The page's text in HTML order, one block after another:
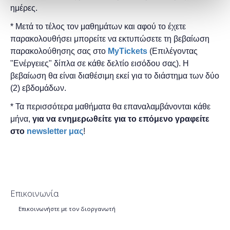
ημέρες.
* Μετά το τέλος τον μαθημάτων και αφού το έχετε
παρακολουθήσει μπορείτε να εκτυπώσετε τη βεβαίωση
παρακολούθησης ​σας στο MyTickets (Επιλέγοντας
"Ενέργειες" δίπλα σε κάθε δελτίο εισόδου σας). Η
βεβαίωση θα είναι διαθέσιμη εκεί για το διάστημα των δύο
(2) εβδομάδων.
* Τα περισσότερα μαθήματα θα επαναλαμβάνονται κάθε
μήνα, για να ενημερωθείτε για το επόμενο γραφείτε
στο newsletter μας!
Επικοινωνία
Επικοινωνήστε με τον διοργανωτή